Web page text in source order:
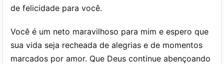
de felicidade para você.
Você é um neto maravilhoso para mim e espero que
sua vida seja recheada de alegrias e de momentos
marcados por amor. Que Deus continue abençoando